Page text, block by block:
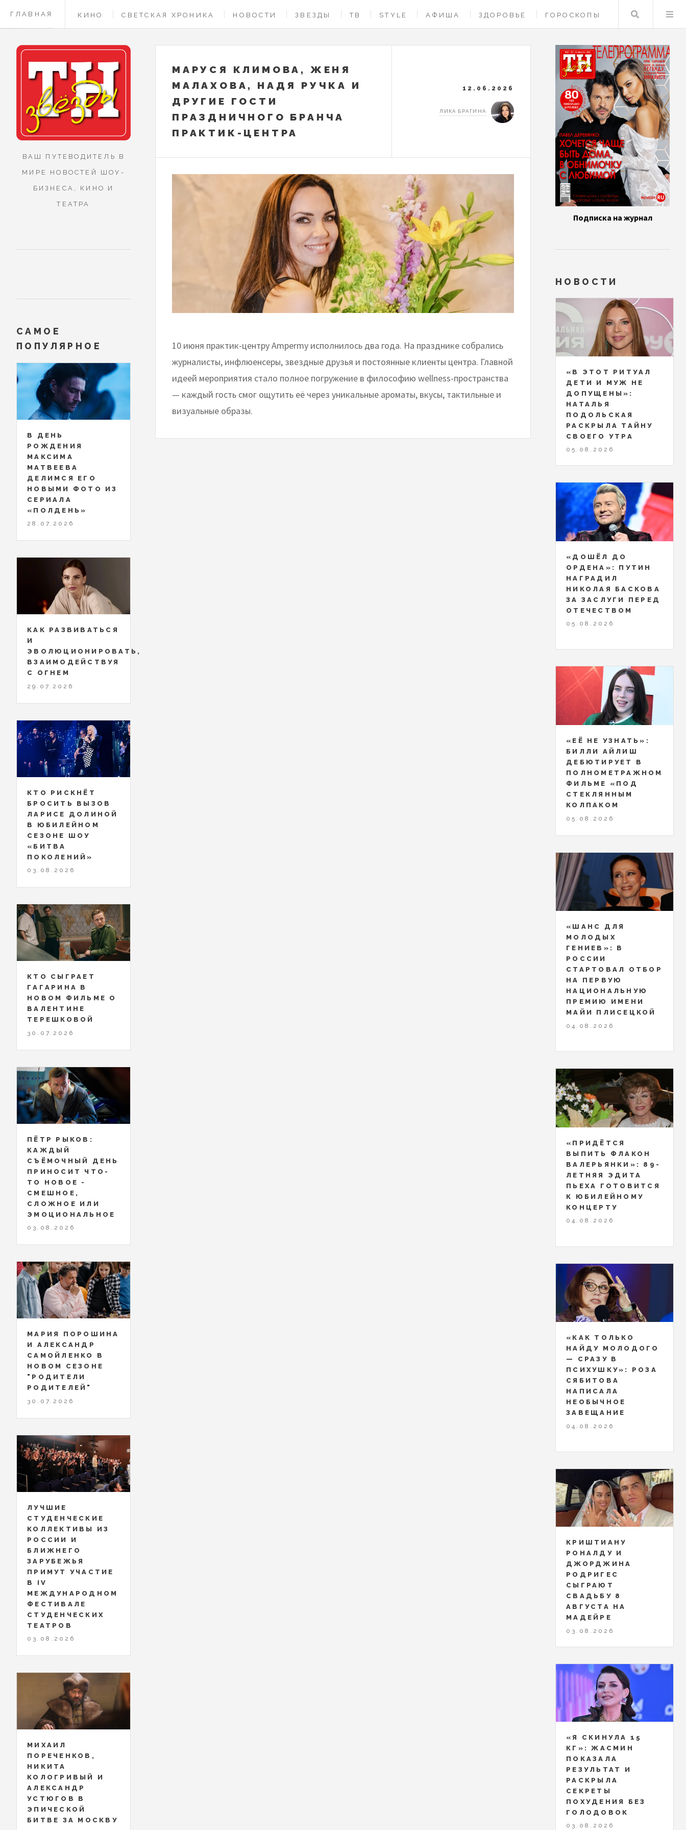
ГЛАВНАЯ КИНО СВЕТСКАЯ ХРОНИКА НОВОСТИ ЗВЕЗДЫ ТВ STYLE АФИША ЗДОРОВЬЕ ГОРОСКОПЫ
КОНТАКТЫ
Поиск
МАРУСЯ КЛИМОВА, ЖЕНЯ
МАЛАХОВА, НАДЯ РУЧКА И
ДРУГИЕ ГОСТИ
ПРАЗДНИЧНОГО БРАНЧА
ПРАКТИК-ЦЕНТРА
12.06.2026
ЛИКА БРАГИНА
10 июня практик-центру Ampermy исполнилось два года. На празднике собрались
журналисты, инфлюенсеры, звездные друзья и постоянные клиенты центра. Главной
идеей мероприятия стало полное погружение в философию wellness-пространства
— каждый гость смог ощутить её через уникальные ароматы, вкусы, тактильные и
визуальные образы.
ВАШ ПУТЕВОДИТЕЛЬ В
МИРЕ НОВОСТЕЙ ШОУ-
БИЗНЕСА, КИНО И
ТЕАТРА
САМОЕ
ПОПУЛЯРНОЕ
В ДЕНЬ
РОЖДЕНИЯ
МАКСИМА
МАТВЕЕВА
ДЕЛИМСЯ ЕГО
НОВЫМИ ФОТО ИЗ
СЕРИАЛА
«ПОЛДЕНЬ»
28.07.2026
КАК РАЗВИВАТЬСЯ
И
ЭВОЛЮЦИОНИРОВАТЬ,
ВЗАИМОДЕЙСТВУЯ
С ОГНЕМ
29.07.2026
КТО РИСКНЁТ
БРОСИТЬ ВЫЗОВ
ЛАРИСЕ ДОЛИНОЙ
В ЮБИЛЕЙНОМ
СЕЗОНЕ ШОУ
«БИТВА
ПОКОЛЕНИЙ»
03.08.2026
КТО СЫГРАЕТ
ГАГАРИНА В
НОВОМ ФИЛЬМЕ О
ВАЛЕНТИНЕ
ТЕРЕШКОВОЙ
30.07.2026
ПЁТР РЫКОВ:
КАЖДЫЙ
СЪЁМОЧНЫЙ ДЕНЬ
ПРИНОСИТ ЧТО-
ТО НОВОЕ -
СМЕШНОЕ,
СЛОЖНОЕ ИЛИ
ЭМОЦИОНАЛЬНОЕ
03.08.2026
МАРИЯ ПОРОШИНА
И АЛЕКСАНДР
САМОЙЛЕНКО В
НОВОМ СЕЗОНЕ
"РОДИТЕЛИ
РОДИТЕЛЕЙ"
30.07.2026
ЛУЧШИЕ
СТУДЕНЧЕСКИЕ
КОЛЛЕКТИВЫ ИЗ
РОССИИ И
БЛИЖНЕГО
ЗАРУБЕЖЬЯ
ПРИМУТ УЧАСТИЕ
В IV
МЕЖДУНАРОДНОМ
ФЕСТИВАЛЕ
СТУДЕНЧЕСКИХ
ТЕАТРОВ
03.08.2026
МИХАИЛ
ПОРЕЧЕНКОВ,
НИКИТА
КОЛОГРИВЫЙ И
АЛЕКСАНДР
УСТЮГОВ В
ЭПИЧЕСКОЙ
БИТВЕ ЗА МОСКВУ
Подписка на журнал
НОВОСТИ
«В ЭТОТ РИТУАЛ
ДЕТИ И МУЖ НЕ
ДОПУЩЕНЫ»:
НАТАЛЬЯ
ПОДОЛЬСКАЯ
РАСКРЫЛА ТАЙНУ
СВОЕГО УТРА
05.08.2026
«ДОШЁЛ ДО
ОРДЕНА»: ПУТИН
НАГРАДИЛ
НИКОЛАЯ БАСКОВА
ЗА ЗАСЛУГИ ПЕРЕД
ОТЕЧЕСТВОМ
05.08.2026
«ЕЁ НЕ УЗНАТЬ»:
БИЛЛИ АЙЛИШ
ДЕБЮТИРУЕТ В
ПОЛНОМЕТРАЖНОМ
ФИЛЬМЕ «ПОД
СТЕКЛЯННЫМ
КОЛПАКОМ
05.08.2026
«ШАНС ДЛЯ
МОЛОДЫХ
ГЕНИЕВ»: В
РОССИИ
СТАРТОВАЛ ОТБОР
НА ПЕРВУЮ
НАЦИОНАЛЬНУЮ
ПРЕМИЮ ИМЕНИ
МАЙИ ПЛИСЕЦКОЙ
04.08.2026
«ПРИДЁТСЯ
ВЫПИТЬ ФЛАКОН
ВАЛЕРЬЯНКИ»: 89-
ЛЕТНЯЯ ЭДИТА
ПЬЕХА ГОТОВИТСЯ
К ЮБИЛЕЙНОМУ
КОНЦЕРТУ
04.08.2026
«КАК ТОЛЬКО
НАЙДУ МОЛОДОГО
— СРАЗУ В
ПСИХУШКУ»: РОЗА
СЯБИТОВА
НАПИСАЛА
НЕОБЫЧНОЕ
ЗАВЕЩАНИЕ
04.08.2026
КРИШТИАНУ
РОНАЛДУ И
ДЖОРДЖИНА
РОДРИГЕС
СЫГРАЮТ
СВАДЬБУ 8
АВГУСТА НА
МАДЕЙРЕ
03.08.2026
«Я СКИНУЛА 15
КГ»: ЖАСМИН
ПОКАЗАЛА
РЕЗУЛЬТАТ И
РАСКРЫЛА
СЕКРЕТЫ
ПОХУДЕНИЯ БЕЗ
ГОЛОДОВОК
03.08.2026